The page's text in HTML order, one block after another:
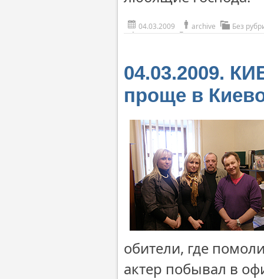
04.03.2009 archive Без
04.03.2009.
проще в
обители, где
актер побывал в